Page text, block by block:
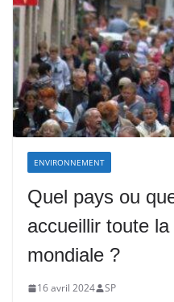
ENVIRONNEMENT
Quel pays ou
accueillir toute
mondiale ?
16 avril 2024 SP